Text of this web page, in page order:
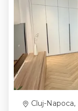
Cluj-